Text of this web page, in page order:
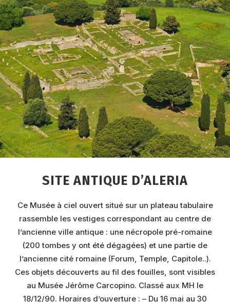
SITE ANTIQUE D’ALERIA
Ce Musée à ciel ouvert situé sur un plateau tabulaire
rassemble les vestiges correspondant au centre de
l’ancienne ville antique : une nécropole pré-romaine
(200 tombes y ont été dégagées) et une partie de
l’ancienne cité romaine (Forum, Temple, Capitole..).
Ces objets découverts au fil des fouilles, sont visibles
au Musée Jérôme Carcopino. Classé aux MH le
18/12/90. Horaires d’ouverture : – Du 16 mai au 30